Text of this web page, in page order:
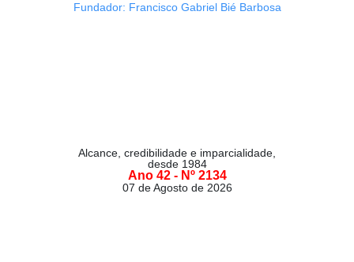
Fundador: Francisco Gabriel Bié Barbosa
Alcance, credibilidade e imparcialidade,
desde 1984
Ano 42 - Nº 2134
07 de Agosto de 2026